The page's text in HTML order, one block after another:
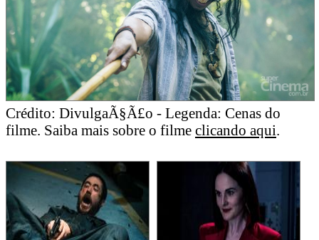
Crédito: DivulgaÃ§Ã£o - Legenda: Cenas do
filme. Saiba mais sobre o filme clicando aqui.